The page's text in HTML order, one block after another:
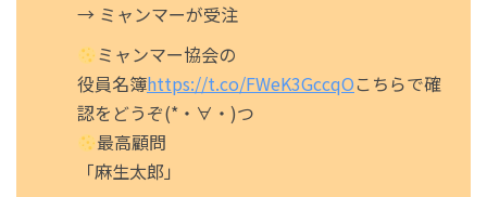
→ ミャンマーが受注
ミャンマー協会の
役員名簿https://t.co/FWeK3GccqOこちらで確
認をどうぞ(*・∀・)つ
最高顧問
「麻生太郎」